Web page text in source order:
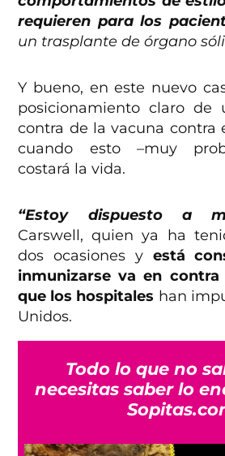
requieren para los
un trasplante de órgano
Y bueno, en este nuevo
posicionamiento claro de
contra de la vacuna contra
cuando esto –muy
costará la vida.
“Estoy dispuesto a
Carswell, quien ya ha
dos ocasiones y está
inmunizarse va en
que los hospitales han
Unidos.
Todo lo que no
necesitas saber lo